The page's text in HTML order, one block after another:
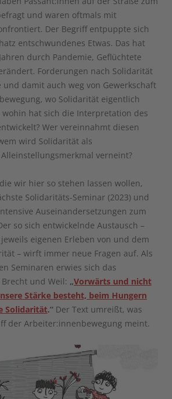
und waren oftmals mit
Der Begriff entpuppte sich
entschwundenes Etwas. Das hat
durch Pandemie, Geflüchtete
Forderungen nach Solidarität
damit auch weg von Gewerkschaft
wo Solidarität eigentlich
hat sich die Interpretation des
Wer vereinnahmt diesen
wird Solidarität als
verneint?
wir hier so stehen lassen wollen,
Solidaritäts-Seminar (2023) und
Auseinandersetzungen zum
so sich entwickelnde Austausch –
eigenen Erleben von und dem
– wirft immer neue Fragen auf. Als
Seminaren erwies sich das
und Weil: „Vorwärts und nicht
Stärke besteht, beim Hungern
Solidarität.“ Der Text umreißt, was
der Arbeiter:innenbewegung meint.